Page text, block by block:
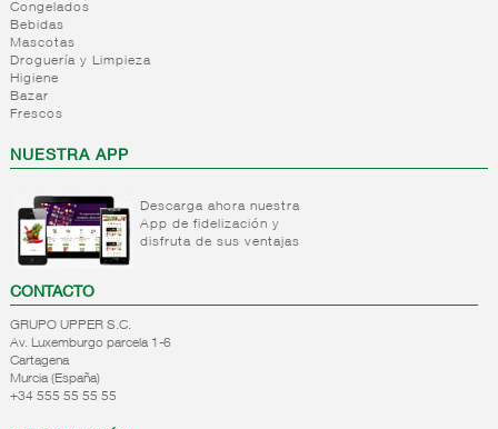
EJEMPLO
Congelados
Bebidas
Mascotas
Droguería y Limpieza
Higiene
Bazar
Frescos
NUESTRA APP
Descarga ahora nuestra
App de fidelización y
disfruta de sus ventajas
CONTACTO
GRUPO UPPER S.C.
Av. Luxemburgo parcela 1-6
Cartagena
Murcia (España)
+34 555 55 55 55